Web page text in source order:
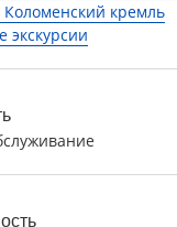
Коломенский кремль
экскурсии